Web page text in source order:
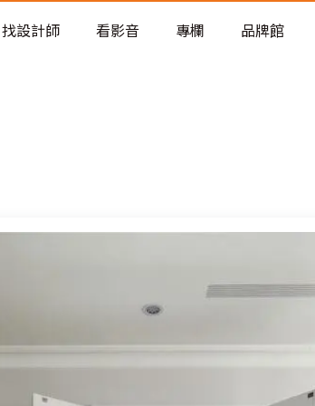
看不見的居家風險和翻新關鍵
老屋預算分配與高 CP 值煥新術
找設計師 看影音 專欄 品牌館